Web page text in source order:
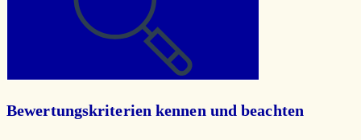
Bewertungskriterien kennen und beachten